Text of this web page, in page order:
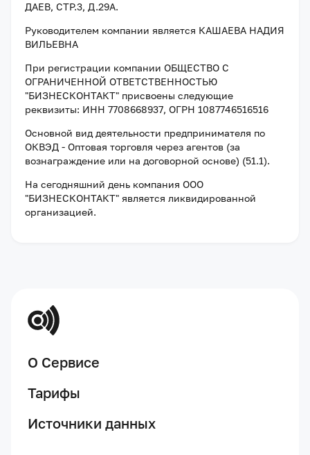
ДАЕВ, СТР.3, Д.29А.
Руководителем компании является КАШАЕВА НАДИЯ
ВИЛЬЕВНА
При регистрации компании ОБЩЕСТВО С
ОГРАНИЧЕННОЙ ОТВЕТСТВЕННОСТЬЮ
"БИЗНЕСКОНТАКТ" присвоены следующие
реквизиты: ИНН 7708668937, ОГРН 1087746516516
Основной вид деятельности предпринимателя по
ОКВЭД - Оптовая торговля через агентов (за
вознаграждение или на договорной основе) (51.1).
На сегодняшний день компания ООО
"БИЗНЕСКОНТАКТ" является ликвидированной
организацией.
О Сервисе
Тарифы
Источники данных